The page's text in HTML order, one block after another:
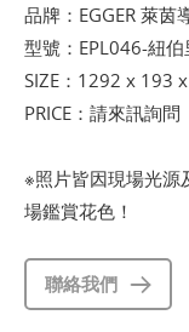
品牌：EGGER 萊茵
型號：EPL046-紐伯
SIZE：1292 x 193
PRICE：請來訊詢問
※照片皆因現場光源
場鑑賞花色！
聯絡我們